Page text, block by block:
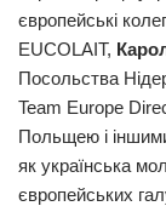
європейські
EUCOLAIT,
Посольства
Team Europe
Польщею і
як українська
європейських